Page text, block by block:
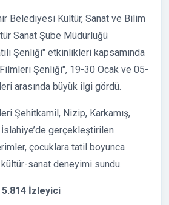
Belediyesi Kültür, Sanat ve Bilim
Sanat Şube Müdürlüğü
Şenliği" etkinlikleri kapsamında
Şenliği", 19-30 Ocak ve 05-
arasında büyük ilgi gördü.
Şehitkamil, Nizip, Karkamış,
gerçekleştirilen
çocuklara tatil boyunca
sanat deneyimi sundu.
İzleyici